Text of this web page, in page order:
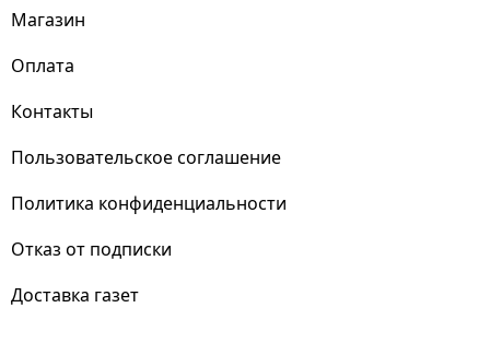
Магазин
Оплата
Контакты
Пользовательское соглашение
Политика конфиденциальности
Отказ от подписки
Доставка газет